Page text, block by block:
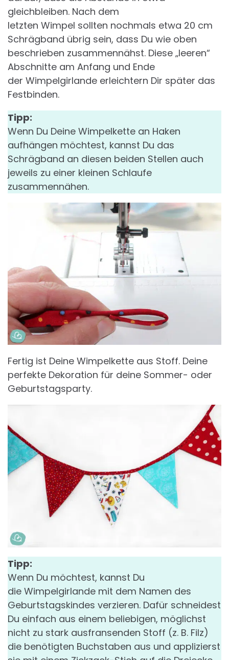
gleichbleiben. Nach dem
letzten Wimpel sollten nochmals etwa 20 cm
Schrägband übrig sein, dass Du wie oben
beschrieben zusammennähst. Diese „leeren“
Abschnitte am Anfang und Ende
der Wimpelgirlande erleichtern Dir später das
Festbinden.
Tipp:
Wenn Du Deine Wimpelkette an Haken
aufhängen möchtest, kannst Du das
Schrägband an diesen beiden Stellen auch
jeweils zu einer kleinen Schlaufe
zusammennähen.
Fertig ist Deine Wimpelkette aus Stoff. Deine
perfekte Dekoration für deine Sommer- oder
Geburtstagsparty.
Tipp:
Wenn Du möchtest, kannst Du
die Wimpelgirlande mit dem Namen des
Geburtstagskindes verzieren. Dafür schneidest
Du einfach aus einem beliebigen, möglichst
nicht zu stark ausfransenden Stoff (z. B. Filz)
die benötigten Buchstaben aus und applizierst